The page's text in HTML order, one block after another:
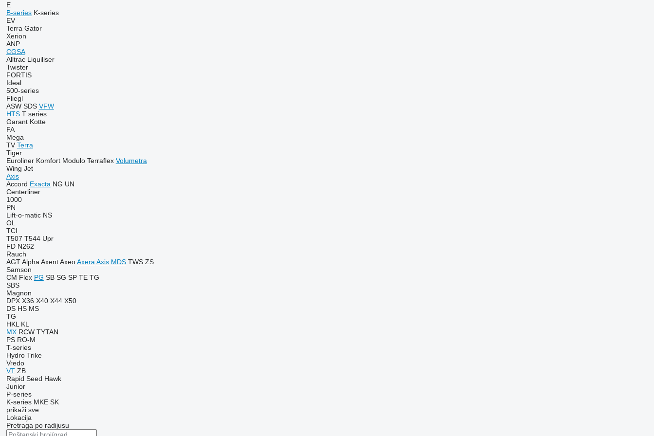
E
B-series K-series
EV
Terra Gator
Xerion
ANP
CGSA
Alltrac Liquiliser
Twister
FORTIS
Ideal
500-series
Fliegl
ASW SDS VFW
HTS T series
Garant Kotte
FA
Mega
TV Terra
Tiger
Euroliner Komfort Modulo Terraflex Volumetra
Wing Jet
Axis
Accord Exacta NG UN
Centerliner
1000
PN
Lift-o-matic NS
OL
TCI
T507 T544 Upr
FD N262
Rauch
AGT Alpha Axent Axeo Axera Axis MDS TWS ZS
Samson
CM Flex PG SB SG SP TE TG
SBS
Magnon
DPX X36 X40 X44 X50
DS HS MS
TG
HKL KL
MX RCW TYTAN
PS RO-M
T-series
Hydro Trike
Vredo
VT ZB
Rapid Seed Hawk
Junior
P-series
K-series MKE SK
prikaži sve
Lokacija
Pretraga po radijusu